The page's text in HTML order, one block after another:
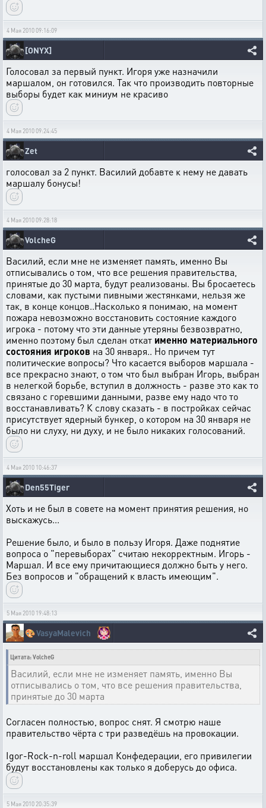
4 Мая 2010 09:16:09
[ONYX]
Голосовал за первый пункт. Игоря уже назначили
маршалом, он готовился. Так что производить повторные
выборы будет как миниум не красиво
4 Мая 2010 09:24:45
Zet
голосовал за 2 пункт. Василий добавте к нему не давать
маршалу бонусы!
4 Мая 2010 09:28:18
VolcheG
Василий, если мне не изменяет память, именно Вы
отписывались о том, что все решения правительства,
принятые до 30 марта, будут реализованы. Вы бросаетесь
словами, как пустыми пивными жестянками, нельзя же
так, в конце концов..Насколько я понимаю, на момент
пожара невозможно восстановить состояние каждого
игрока - потому что эти данные утеряны безвозвратно,
именно поэтому был сделан откат именно материального
состояния игроков на 30 января.. Но причем тут
политические вопросы? Что касается выборов маршала -
все прекрасно знают, о том что был выбран Игорь, выбран
в нелегкой борьбе, вступил в должность - разве это как то
связано с горевшими данными, разве ему надо что то
восстанавливать? К слову сказать - в постройках сейчас
присутствует ядерный бункер, о котором на 30 января не
было ни слуху, ни духу, и не было никаких голосований.
4 Мая 2010 10:46:37
Den55Tiger
Хоть и не был в совете на момент принятия решения, но
выскажусь...
Решение было, и было в пользу Игоря. Даже поднятие
вопроса о "перевыборах" считаю некорректным. Игорь -
Маршал. И все ему причитающиеся должно быть у него.
Без вопросов и "обращений к власть имеющим".
5 Мая 2010 19:48:13
🎨VasyaMalevich
Цитата: VolcheG
Василий, если мне не изменяет память, именно Вы
отписывались о том, что все решения правительства,
принятые до 30 марта
Согласен полностью, вопрос снят. Я смотрю наше
правительство чёрта с три разведёшь на провокации.
Igor-Rock-n-roll маршал Конфедерации, его привилегии
будут восстановлены как только я доберусь до офиса.
5 Мая 2010 20:35:39